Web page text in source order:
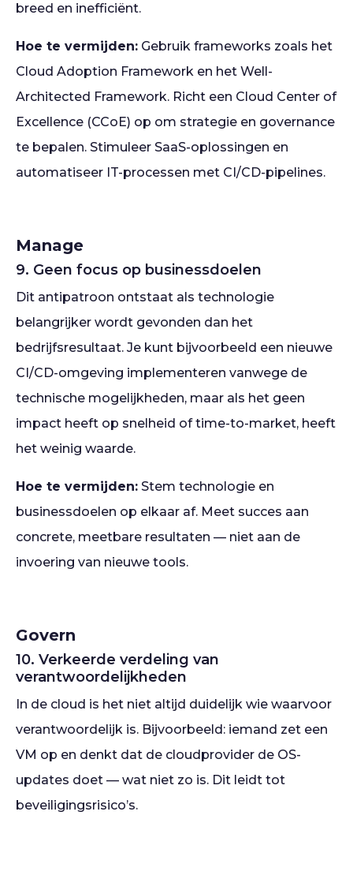
breed en inefficiënt.
Hoe te vermijden: Gebruik frameworks zoals het
Cloud Adoption Framework en het Well-
Architected Framework. Richt een Cloud Center of
Excellence (CCoE) op om strategie en governance
te bepalen. Stimuleer SaaS-oplossingen en
automatiseer IT-processen met CI/CD-pipelines.
Manage
9. Geen focus op businessdoelen
Dit antipatroon ontstaat als technologie
belangrijker wordt gevonden dan het
bedrijfsresultaat. Je kunt bijvoorbeeld een nieuwe
CI/CD-omgeving implementeren vanwege de
technische mogelijkheden, maar als het geen
impact heeft op snelheid of time-to-market, heeft
het weinig waarde.
Hoe te vermijden: Stem technologie en
businessdoelen op elkaar af. Meet succes aan
concrete, meetbare resultaten — niet aan de
invoering van nieuwe tools.
Govern
10. Verkeerde verdeling van
verantwoordelijkheden
In de cloud is het niet altijd duidelijk wie waarvoor
verantwoordelijk is. Bijvoorbeeld: iemand zet een
VM op en denkt dat de cloudprovider de OS-
updates doet — wat niet zo is. Dit leidt tot
beveiligingsrisico’s.